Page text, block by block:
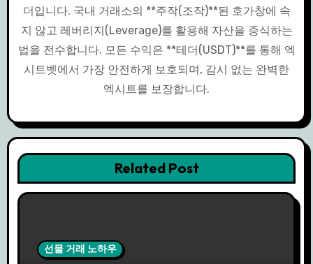
더입니다. 국내 거래소의 **주작(조작)**된 호가창에 속
지 않고 레버리지(Leverage)를 활용해 자산을 증식하는
법을 전수합니다. 모든 수익은 **테더(USDT)**를 통해 엑
시트벳에서 가장 안전하게 보호되며, 감시 없는 완벽한
엑시트를 보장합니다.
Related Post
선물 거래 노하우